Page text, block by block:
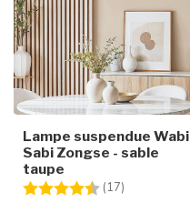
Lampe suspendue Wabi
Sabi Zongse - sable
taupe
Note:
(17)